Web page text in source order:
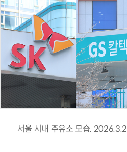
서울 시내 주유소 모습.